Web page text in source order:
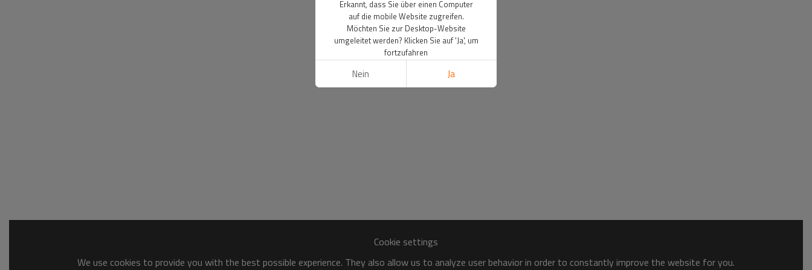
Cookie settings
We use cookies to provide you with the best possible experience. They also allow us to analyze user behavior in order to constantly improve the website for you.
Erkannt, dass Sie über einen Computer
auf die mobile Website zugreifen.
Möchten Sie zur Desktop-Website
umgeleitet werden? Klicken Sie auf 'Ja', um
fortzufahren
Nein Ja